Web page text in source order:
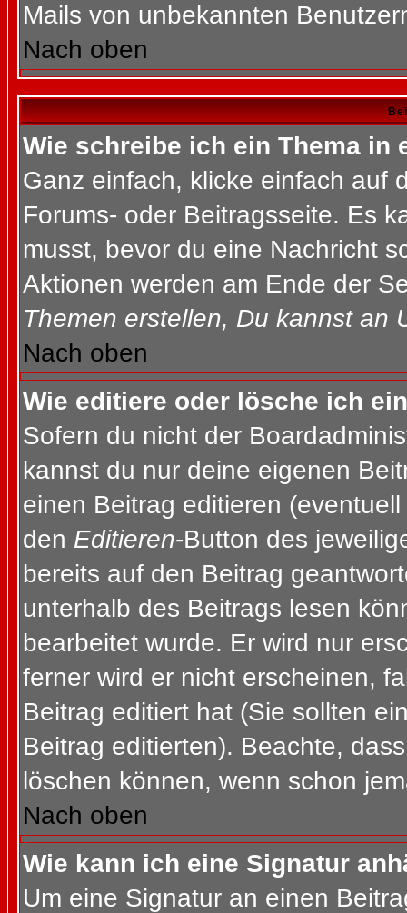
Mails von unbekannten
Nach oben
Wie schreibe ich ein Thema in
Ganz einfach, klicke einfach auf
Forums- oder Beitragsseite. Es
musst, bevor du eine Nachricht
Aktionen werden am Ende der
Themen erstellen, Du kannst an
Nach oben
Wie editiere oder lösche ich
Sofern du nicht der
kannst du nur deine eigenen
einen Beitrag editieren
den Editieren-Button des
bereits auf den Beitrag
unterhalb des Beitrags lesen
bearbeitet wurde. Er wird nur
ferner wird er nicht erscheinen,
Beitrag editiert hat (Sie sollten
Beitrag editierten). Beachte,
löschen können, wenn schon
Nach oben
Wie kann ich eine Signatur
Um eine Signatur an einen